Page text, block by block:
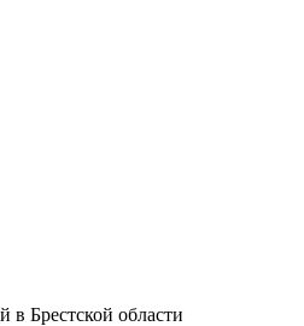
в Брестской области